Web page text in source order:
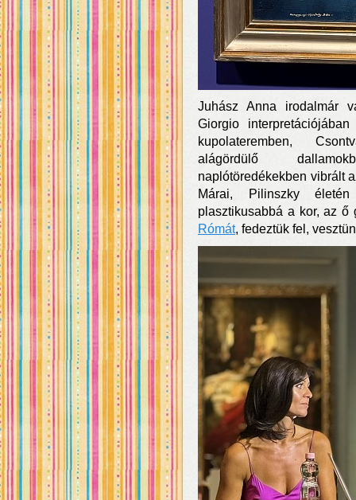
Juhász Anna irodalmár
Giorgio
kupolateremben,
alágördülő
naplótöredékekben vibrált
Márai, Pilinszky
plasztikusabbá a kor, az ő
Rómát, fedeztük fel,